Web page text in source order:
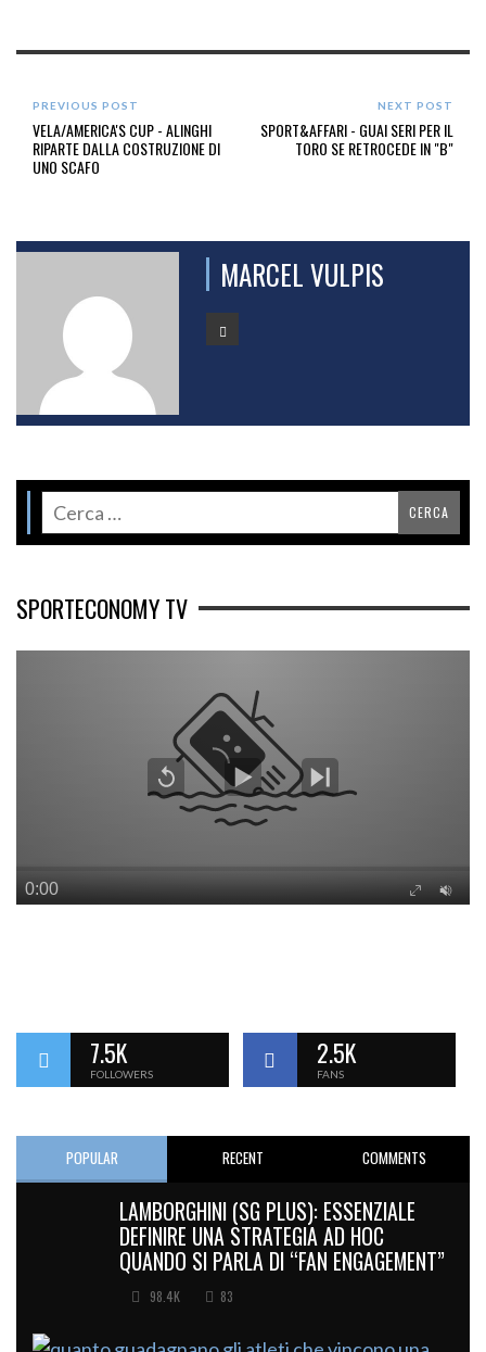
PREVIOUS POST
VELA/AMERICA'S CUP - ALINGHI
RIPARTE DALLA COSTRUZIONE DI
UNO SCAFO
NEXT POST
SPORT&AFFARI - GUAI SERI PER IL
TORO SE RETROCEDE IN "B"
MARCEL VULPIS
SPORTECONOMY TV
7.5K
FOLLOWERS
2.5K
FANS
POPULAR RECENT COMMENTS
LAMBORGHINI (SG PLUS): ESSENZIALE
DEFINIRE UNA STRATEGIA AD HOC
QUANDO SI PARLA DI “FAN ENGAGEMENT”
98.4K 83